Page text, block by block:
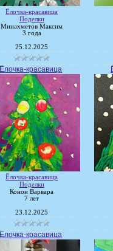
Ёлочка-красавица
Поделки
Минахметов Максим
3 года
25.12.2025
Ёлочка-красавица
Ёлочка-красавица
Поделки
Конон Варвара
7 лет
23.12.2025
Елочка-красавица